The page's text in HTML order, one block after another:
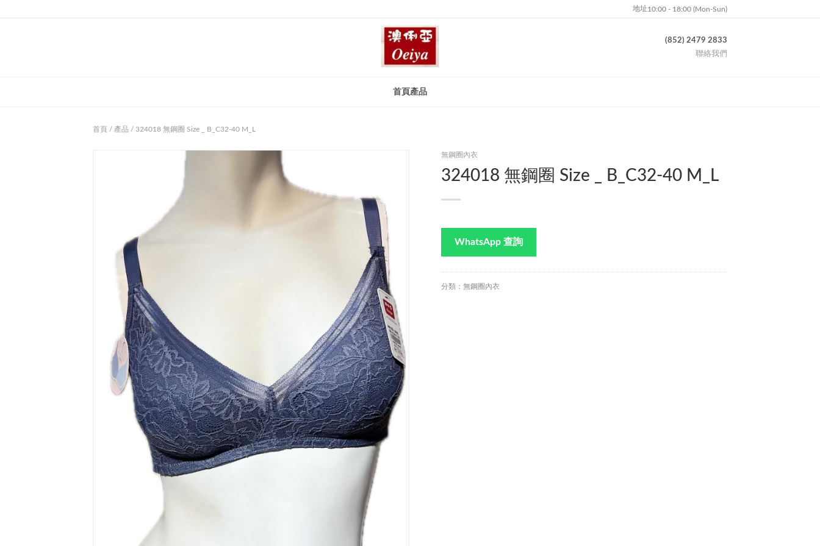
地址10:00 - 18:00 (Mon-Sun)
(852) 2479 2833
聯絡我們
首頁產品
首頁 / 產品 / 324018 無鋼圈 Size _ B_C32-40 M_L
無鋼圈內衣
324018 無鋼圈 Size _ B_C32-40 M_L
WhatsApp 查詢
分類：無鋼圈內衣